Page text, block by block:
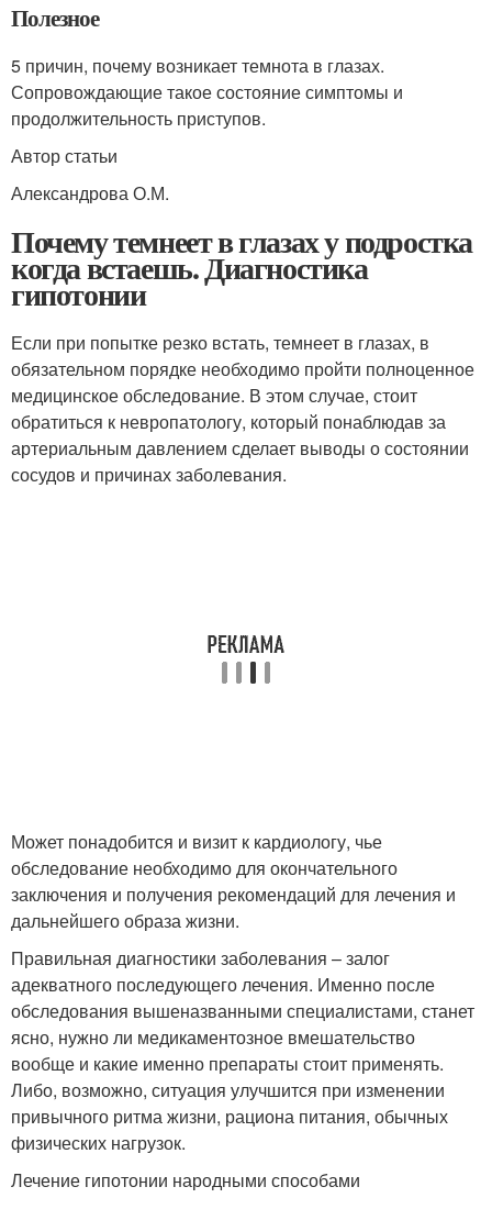
Полезное
5 причин, почему возникает темнота в глазах.
Сопровождающие такое состояние симптомы и
продолжительность приступов.
Автор статьи
Александрова О.М.
Почему темнеет в глазах у подростка
когда встаешь. Диагностика
гипотонии
Если при попытке резко встать, темнеет в глазах, в
обязательном порядке необходимо пройти полноценное
медицинское обследование. В этом случае, стоит
обратиться к невропатологу, который понаблюдав за
артериальным давлением сделает выводы о состоянии
сосудов и причинах заболевания.
Может понадобится и визит к кардиологу, чье
обследование необходимо для окончательного
заключения и получения рекомендаций для лечения и
дальнейшего образа жизни.
Правильная диагностики заболевания – залог
адекватного последующего лечения. Именно после
обследования вышеназванными специалистами, станет
ясно, нужно ли медикаментозное вмешательство
вообще и какие именно препараты стоит применять.
Либо, возможно, ситуация улучшится при изменении
привычного ритма жизни, рациона питания, обычных
физических нагрузок.
Лечение гипотонии народными способами